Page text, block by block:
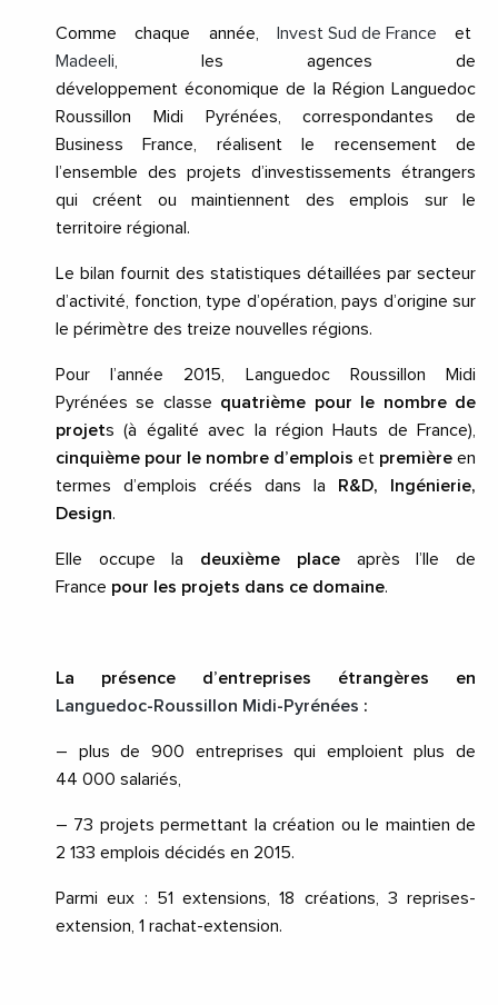
Comme chaque année, Invest Sud de France et
Madeeli , les agences de
développement économique de la Région Languedoc
Roussillon Midi Pyrénées, correspondantes de
Business France,
réalisent le recensement de
l’ensemble des projets d’investissements étrangers
qui créent ou maintiennent des emplois sur le
territoire régional.
Le bilan fournit des statistiques détaillées par secteur
d’activité, fonction, type d’opération, pays d’origine sur
le périmètre des treize nouvelles régions.
Pour l’année 2015, Languedoc Roussillon Midi
Pyrénées se classe quatrième pour le nombre de
projets (à égalité avec la région Hauts de France),
cinquième pour le nombre d’emplois et première en
termes d’emplois créés dans la
R&D, Ingénierie,
Design.
Elle occupe la deuxième place après l’Ile de
France pour les projets dans ce domaine.
La présence d’entreprises étrangères en
Languedoc-Roussillon Midi-Pyrénées :
– plus de 900 entreprises qui emploient plus de
44 000 salariés,
– 73 projets permettant la création ou le maintien de
2 133 emplois décidés en 2015.
Parmi eux : 51 extensions, 18 créations, 3 reprises-
extension, 1 rachat-extension.